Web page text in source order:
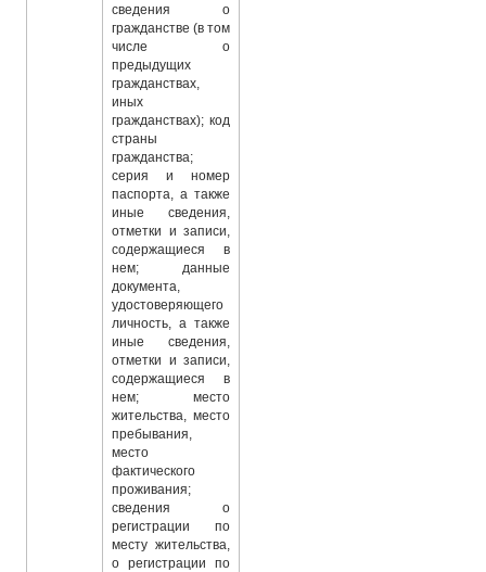
сведения о
гражданстве (в том
числе о
предыдущих
гражданствах,
иных
гражданствах); код
страны
гражданства;
серия и номер
паспорта, а также
иные сведения,
отметки и записи,
содержащиеся в
нем; данные
документа,
удостоверяющего
личность, а также
иные сведения,
отметки и записи,
содержащиеся в
нем; место
жительства, место
пребывания,
место
фактического
проживания;
сведения о
регистрации по
месту жительства,
о регистрации по